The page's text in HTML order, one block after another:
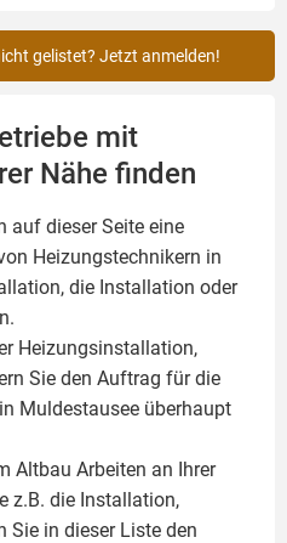
gelistet? Jetzt anmelden!
mit
Nähe finden
auf dieser Seite eine
Heizungstechnikern in
die Installation oder
.
Heizungsinstallation,
Sie den Auftrag für die
Muldestausee überhaupt
Altbau Arbeiten an Ihrer
z.B. die Installation,
Sie in dieser Liste den